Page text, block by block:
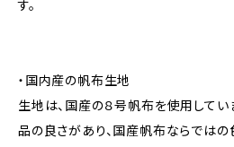
す。
・国内産の帆布生地
生地は、国産の８号帆布を使用してい
品の良さがあり、国産帆布ならでは